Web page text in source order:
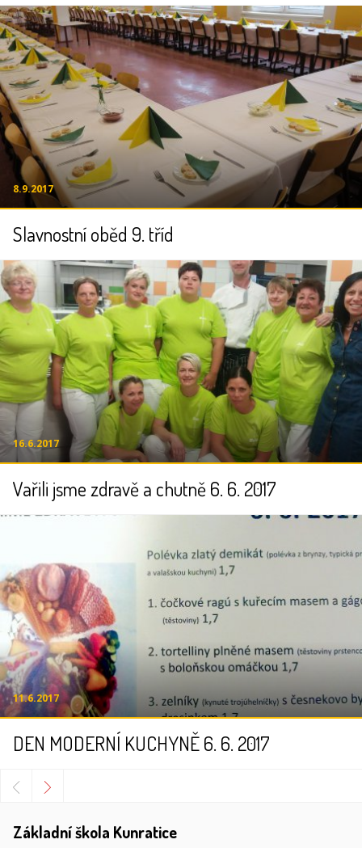
8.9.2017
Slavnostní oběd 9. tříd
16.6.2017
Vařili jsme zdravě a chutně 6. 6. 2017
11.6.2017
DEN MODERNÍ KUCHYNĚ 6. 6. 2017
Základní škola Kunratice